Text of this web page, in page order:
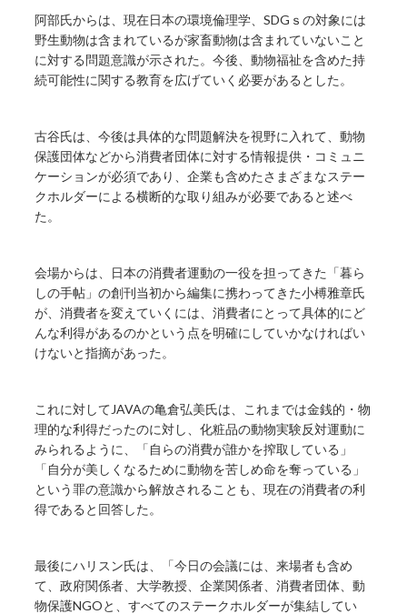
阿部氏からは、現在日本の環境倫理学、SDGｓの対象には
野生動物は含まれているが家畜動物は含まれていないこと
に対する問題意識が示された。今後、動物福祉を含めた持
続可能性に関する教育を広げていく必要があるとした。
古谷氏は、今後は具体的な問題解決を視野に入れて、動物
保護団体などから消費者団体に対する情報提供・コミュニ
ケーションが必須であり、企業も含めたさまざまなステー
クホルダーによる横断的な取り組みが必要であると述べ
た。
会場からは、日本の消費者運動の一役を担ってきた「暮ら
しの手帖」の創刊当初から編集に携わってきた小榑雅章氏
が、消費者を変えていくには、消費者にとって具体的にど
んな利得があるのかという点を明確にしていかなければい
けないと指摘があった。
これに対してJAVAの亀倉弘美氏は、これまでは金銭的・物
理的な利得だったのに対し、化粧品の動物実験反対運動に
みられるように、「自らの消費が誰かを搾取している」
「自分が美しくなるために動物を苦しめ命を奪っている」
という罪の意識から解放されることも、現在の消費者の利
得であると回答した。
最後にハリスン氏は、「今日の会議には、来場者も含め
て、政府関係者、大学教授、企業関係者、消費者団体、動
物保護NGOと、すべてのステークホルダーが集結してい